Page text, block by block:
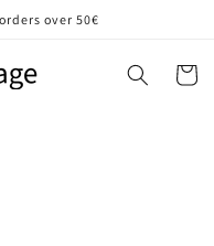
over 50€
Carrello